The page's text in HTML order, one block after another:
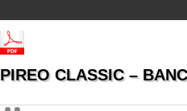
PIREO CLASSIC –